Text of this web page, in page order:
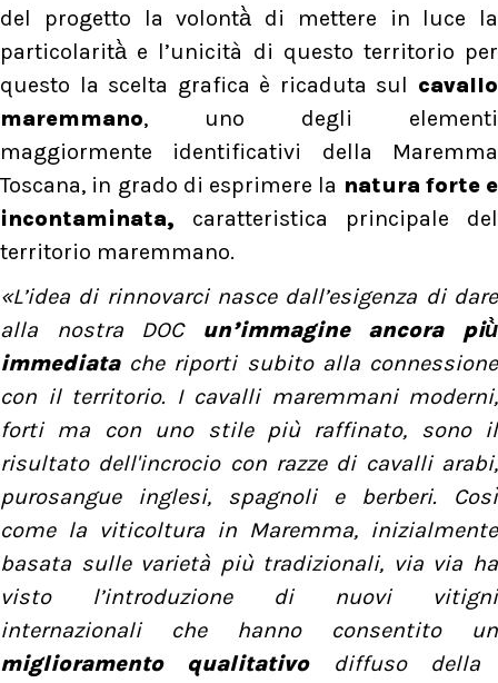
del progetto la volontà̀ di mettere in luce la
particolarità̀ e l’unicità di questo territorio per
questo la scelta grafica è ricaduta sul cavallo
maremmano, uno degli elementi
maggiormente identificativi della Maremma
Toscana, in grado di esprimere la natura forte e
incontaminata, caratteristica principale del
territorio maremmano.
«L’idea di rinnovarci nasce dall’esigenza di dare
alla nostra DOC un’immagine ancora più̀
immediata che riporti subito alla connessione
con il territorio. I cavalli maremmani moderni,
forti ma con uno stile più raffinato, sono il
risultato dell'incrocio con razze di cavalli arabi,
purosangue inglesi, spagnoli e berberi. Così
come la viticoltura in Maremma, inizialmente
basata sulle varietà più tradizionali, via via ha
visto l’introduzione di nuovi vitigni
internazionali che hanno consentito un
miglioramento qualitativodiffuso della